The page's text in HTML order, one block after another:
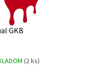
GKB
(2 ks)